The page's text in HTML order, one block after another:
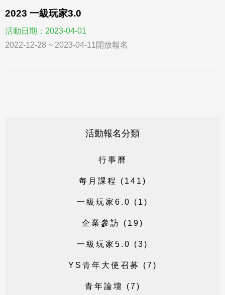
2023 一級玩家3.0
活動日期：2023-04-01
2022-12-28 ~ 2023-04-11開放報名
活動報名分類
行事 曆
每 月 課 程 ( 1 4 1 )
一 級 玩家 6 . 0 ( 1 )
企 業 參 訪 ( 1 9)
一 級 玩家 5 . 0 (3)
Y S 青年 大 使 召 募 (7 )
青年論壇 (7 )